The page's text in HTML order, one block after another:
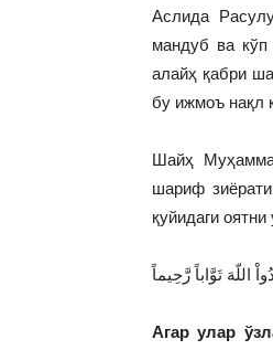
Аслида
мандуб ва
алайҳ қабри
бу ижмоъ нақл
Шайҳ
шариф
қуйидаги
تَوَّاباً رَّحِيماً
Агар улар